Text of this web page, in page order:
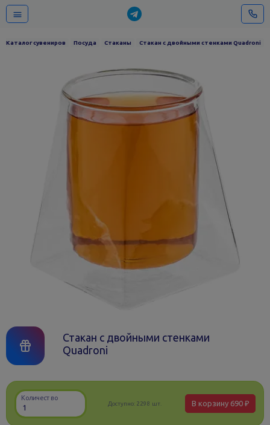
Каталог сувениров Посуда Стаканы Стакан с двойными стенками Quadroni
Стакан с двойными стенками
Quadroni
Количество
Доступно: 2298 шт. В корзину 690 ₽